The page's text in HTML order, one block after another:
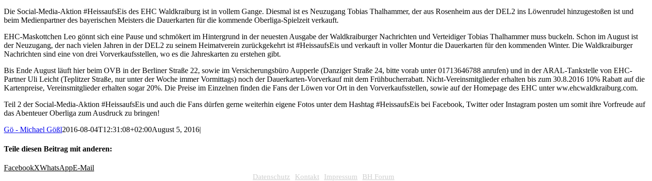
Die Social-Media-Aktion #HeissaufsEis des EHC Waldkraiburg ist in vollem Gange. Diesmal ist es Neuzugang Tobias Thalhammer, der aus Rosenheim aus der DEL2 ins Löwenrudel hinzugestoßen ist und
beim Medienpartner des bayerischen Meisters die Dauerkarten für die kommende Oberliga-Spielzeit verkauft.
EHC-Maskottchen Leo gönnt sich eine Pause und schmökert im Hintergrund in der neuesten Ausgabe der Waldkraiburger Nachrichten und Verteidiger Tobias Thalhammer muss buckeln. Schon im August ist
der Neuzugang, der nach vielen Jahren in der DEL2 zu seinem Heimatverein zurückgekehrt ist #HeissaufsEis und verkauft in voller Montur die Dauerkarten für den kommenden Winter. Die Waldkraiburger
Nachrichten sind eine von drei Vorverkaufsstellen, wo es die Jahreskarten zu erstehen gibt.
Bis Ende August läuft hier beim OVB in der Berliner Straße 22, sowie im Versicherungsbüro Aupperle (Danziger Straße 24, bitte vorab unter 01713646788 anrufen) und in der ARAL-Tankstelle von EHC-
Partner Uli Leicht (Teplitzer Straße, nur unter der Woche immer Vormittags) noch der Dauerkarten-Vorverkauf mit dem Frühbucherrabatt. Nicht-Vereinsmitglieder erhalten bis zum 30.8.2016 10% Rabatt auf die
Kartenpreise, Vereinsmitglieder erhalten sogar 20%. Die Preise im Einzelnen finden die Fans der Löwen vor Ort in den Vorverkaufsstellen, sowie auf der Homepage des EHC unter ww.ehcwaldkraiburg.com.
Teil 2 der Social-Media-Aktion #HeissaufsEis und auch die Fans dürfen gerne weiterhin eigene Fotos unter dem Hashtag #HeissaufsEis bei Facebook, Twitter oder Instagram posten um somit ihre Vorfreude auf
das Abenteuer Oberliga zum Ausdruck zu bringen!
Gö - Michael Gößl2016-08-04T12:31:08+02:00August 5, 2016|
Teile diesen Beitrag mit anderen:
FacebookXWhatsAppE-Mail
Datenschutz Kontakt Impressum BH Forum